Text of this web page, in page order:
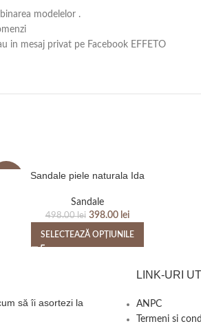
modelelor .
in mesaj privat pe Facebook EFFETO
Sandale piele naturala Ida
Sandale
498.00lei 398.00 lei
SELECTEAZĂ OPȚIUNILE
să îi asortezi la
LINK-URI
ANPC
Termeni si